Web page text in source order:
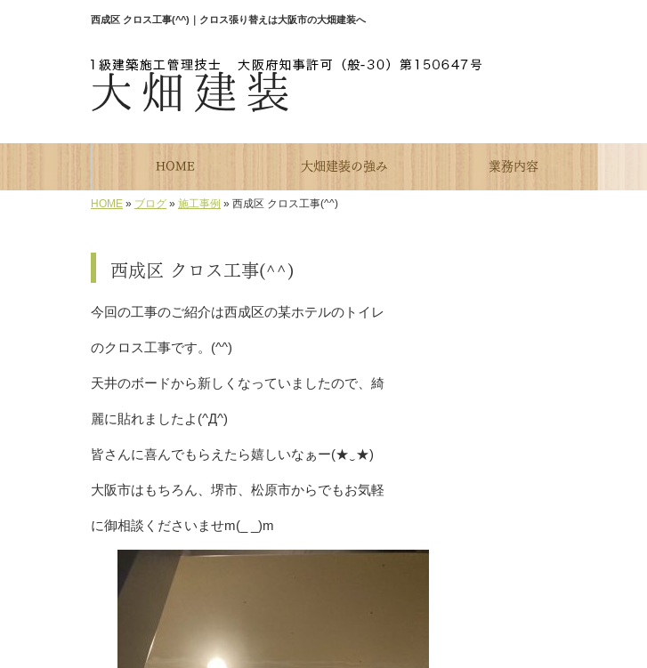
西成区 クロス工事(^^)｜クロス張り替えは大阪市の大畑建装へ
HOME 大畑建装の強み 業務内容
HOME » ブログ » 施工事例 » 西成区 クロス工事(^^)
西成区 クロス工事(^^)
今回の工事のご紹介は西成区の某ホテルのトイレ
のクロス工事です。(^^)
天井のボードから新しくなっていましたので、綺
麗に貼れましたよ(^Д^)
皆さんに喜んでもらえたら嬉しいなぁー(★‿★)
大阪市はもちろん、堺市、松原市からでもお気軽
に御相談くださいませm(_ _)m